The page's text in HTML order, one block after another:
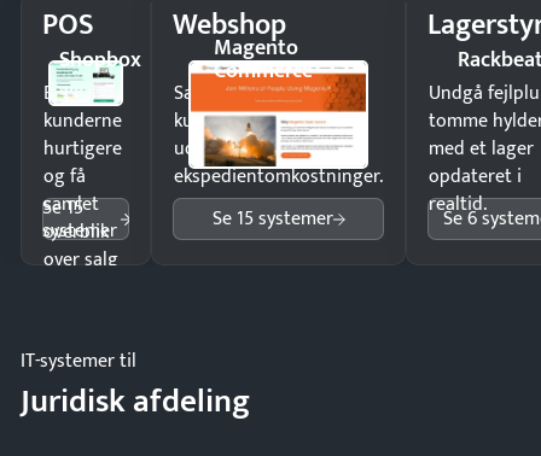
POS
Shopbox
Ekspedér
kunderne
hurtigere
og få
samlet
overblik
over salg
Se 15
systemer
Webshop
Magento
Commerce
Sælg produkter 24/7 til
kunder i hele landet
uden
ekspedientomkostninger.
Se 15 systemer
Undgå
tomme
med et lager
opdateret i
realtid.
Se 6
IT-systemer til
Juridisk afdeling